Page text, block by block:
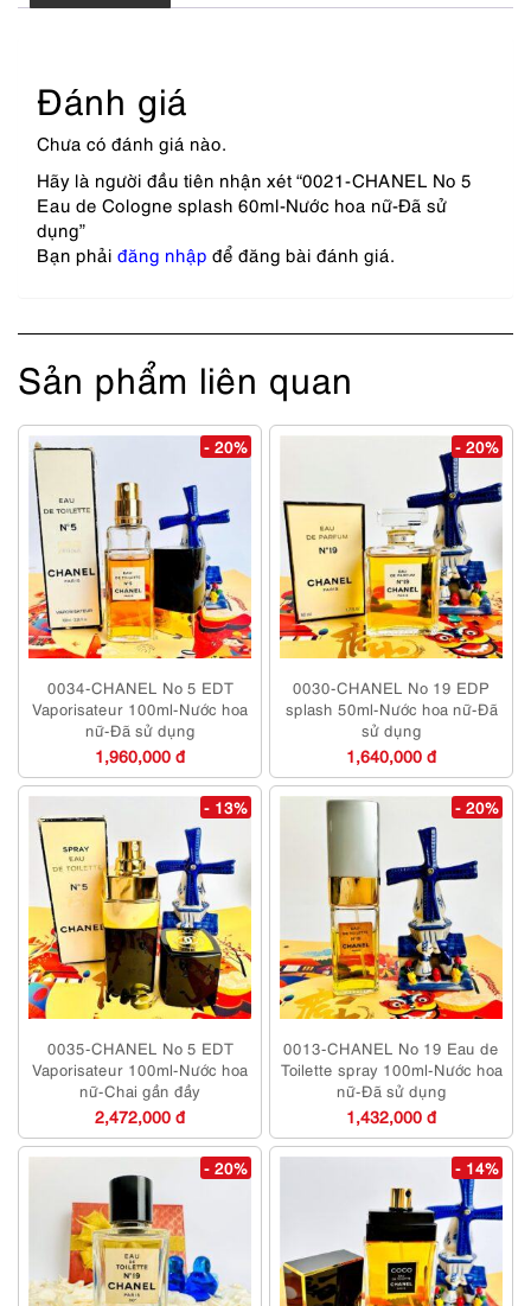
Đánh giá
Chưa có đánh giá nào.
Hãy là người đầu tiên nhận xét “0021-CHANEL No 5
Eau de Cologne splash 60ml-Nước hoa nữ-Đã sử
dụng”
Bạn phải đăng nhập để đăng bài đánh giá.
Sản phẩm liên quan
- 20%
0034-CHANEL No 5 EDT
Vaporisateur 100ml-Nước hoa
nữ-Đã sử dụng
1,960,000 đ
- 20%
0030-CHANEL No 19 EDP
splash 50ml-Nước hoa nữ-Đã
sử dụng
1,640,000 đ
- 13%
0035-CHANEL No 5 EDT
Vaporisateur 100ml-Nước hoa
nữ-Chai gần đầy
2,472,000 đ
- 20%
0013-CHANEL No 19 Eau de
Toilette spray 100ml-Nước hoa
nữ-Đã sử dụng
1,432,000 đ
- 20% - 14%